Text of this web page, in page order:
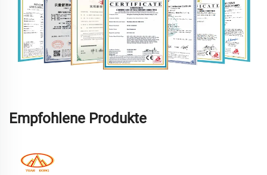
Empfohlene Produkte